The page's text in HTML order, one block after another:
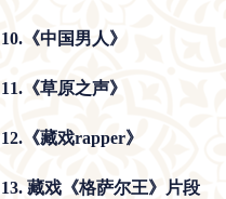
10.《中国男人》
11.《草原之声》
12.《藏戏rapper》
13. 藏戏《格萨尔王》 片段